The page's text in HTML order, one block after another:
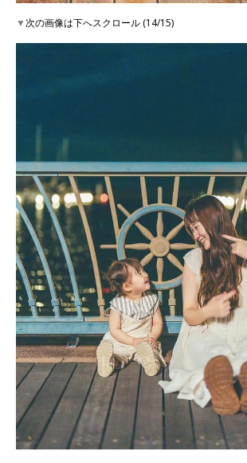
▼次の画像は下へスクロール (14/15)